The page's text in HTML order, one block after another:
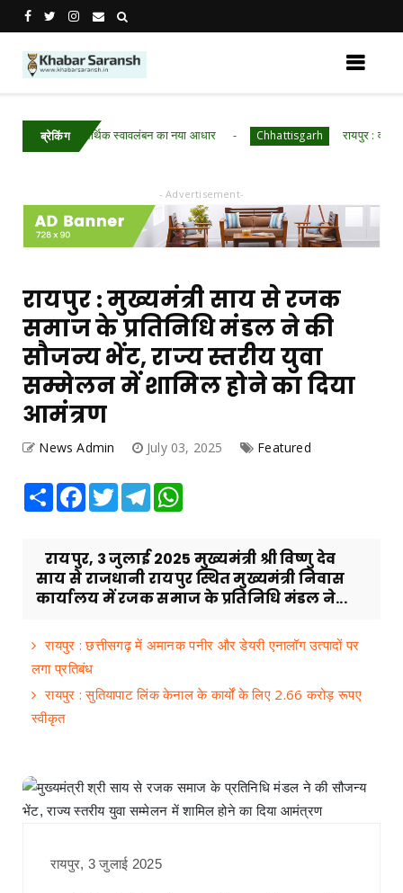
ब्रेकिंग
डबरी बनी आर्थिक स्वावलंबन का नया आधार Chhattisgarh रायपुर : वन महोत्सव
- Advertisement-
रायपुर : मुख्यमंत्री साय से रजक
समाज के प्रतिनिधि मंडल ने की
सौजन्य भेंट, राज्य स्तरीय युवा
सम्मेलन में शामिल होने का दिया
आमंत्रण
News Admin July 03, 2025 Featured
Share Facebook
TwitterTelegram
रायपुर, 3 जुलाई 2025 मुख्यमंत्री श्री विष्णु देव
साय से राजधानी रायपुर स्थित मुख्यमंत्री निवास
कार्यालय में रजक समाज के प्रतिनिधि मंडल ने...
रायपुर : छत्तीसगढ़ में अमानक पनीर और डेयरी एनालॉग उत्पादों पर
लगा प्रतिबंध
रायपुर : सुतियापाट लिंक केनाल के कार्यों के लिए 2.66 करोड़ रूपए
स्वीकृत
रायपुर, 3 जुलाई 2025